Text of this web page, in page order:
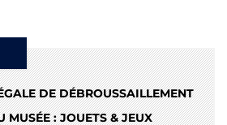
DE DÉBROUSSAILLEMENT
MUSÉE : JOUETS & JEUX